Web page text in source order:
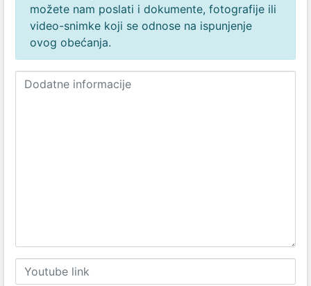
možete nam poslati i dokumente, fotografije ili
video-snimke koji se odnose na ispunjenje
ovog obećanja.